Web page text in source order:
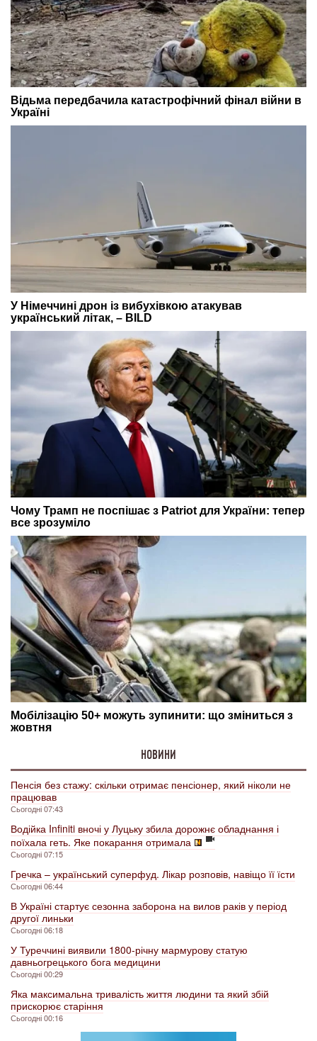
НОВИНИ
Пенсія без стажу: скільки отримає пенсіонер, який ніколи не
працював
Сьогодні 07:43
Водійка Infiniti вночі у Луцьку збила дорожнє обладнання і
поїхала геть. Яке покарання отримала
Сьогодні 07:15
Гречка – український суперфуд. Лікар розповів, навіщо її їсти
Сьогодні 06:44
В Україні стартує сезонна заборона на вилов раків у період
другої линьки
Сьогодні 06:18
У Туреччині виявили 1800-річну мармурову статую
давньогрецького бога медицини
Сьогодні 00:29
Яка максимальна тривалість життя людини та який збій
прискорює старіння
Сьогодні 00:16